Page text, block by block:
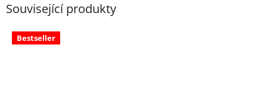
Související produkty
Bestseller